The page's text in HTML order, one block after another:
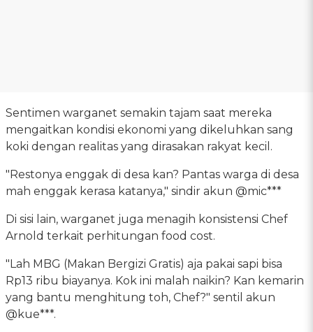
Sentimen warganet semakin tajam saat mereka
mengaitkan kondisi ekonomi yang dikeluhkan sang
koki dengan realitas yang dirasakan rakyat kecil.
"Restonya enggak di desa kan? Pantas warga di desa
mah enggak kerasa katanya," sindir akun @mic***
Di sisi lain, warganet juga menagih konsistensi Chef
Arnold terkait perhitungan food cost.
"Lah MBG (Makan Bergizi Gratis) aja pakai sapi bisa
Rp13 ribu biayanya. Kok ini malah naikin? Kan kemarin
yang bantu menghitung toh, Chef?" sentil akun
@kue***.